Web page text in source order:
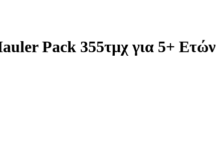
Pack 355τμχ για 5+ Ετών